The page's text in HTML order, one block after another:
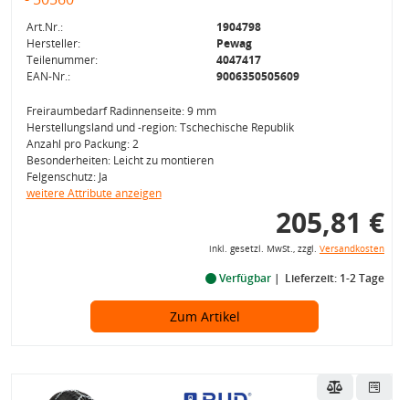
Art.Nr.:
1904798
Hersteller:
Pewag
Teilenummer:
4047417
EAN-Nr.:
9006350505609
Freiraumbedarf Radinnenseite: 9 mm
Herstellungsland und -region: Tschechische Republik
Anzahl pro Packung: 2
Besonderheiten: Leicht zu montieren
Felgenschutz: Ja
weitere Attribute anzeigen
205,81 €
inkl. gesetzl. MwSt., zzgl. Versandkosten
Verfügbar Lieferzeit: 1-2 Tage
Zum Artikel